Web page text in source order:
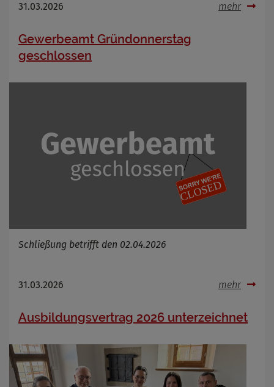
31.03.2026 mehr
Gewerbeamt Gründonnerstag
geschlossen
Schließung betrifft den 02.04.2026
31.03.2026 mehr
Ausbildungsvertrag 2026 unterzeichnet